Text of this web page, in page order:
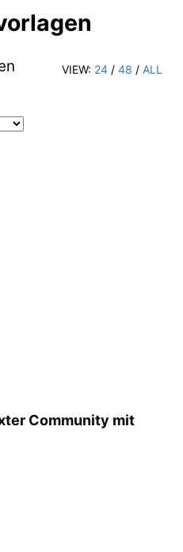
VIEW: 24 / 48 / ALL
Community mit